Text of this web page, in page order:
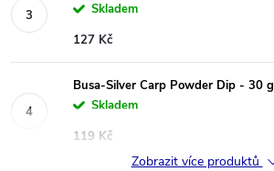
Skladem
127 Kč
Busa-Silver Carp Powder Dip - 30 g
Skladem
119 Kč
Zobrazit více produktů